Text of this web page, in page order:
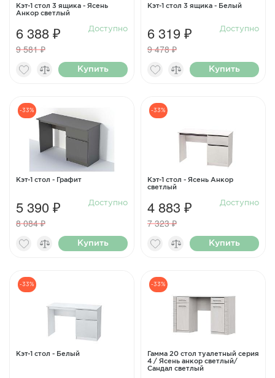
Кэт-1 стол 3 ящика - Ясень
Анкор светлый
6 388 ₽
9 581 ₽
Доступно
Купить
Кэт-1 стол 3 ящика - Белый
6 319 ₽
9 478 ₽
Доступно
Купить
-33%
Кэт-1 стол - Графит
5 390 ₽
8 084 ₽
Доступно
Купить
-33%
Кэт-1 стол - Ясень Анкор
светлый
4 883 ₽
7 323 ₽
Доступно
Купить
-33%
Кэт-1 стол - Белый
-33%
Гамма 20 стол туалетный серия
4 / Ясень анкор светлый/
Сандал светлый